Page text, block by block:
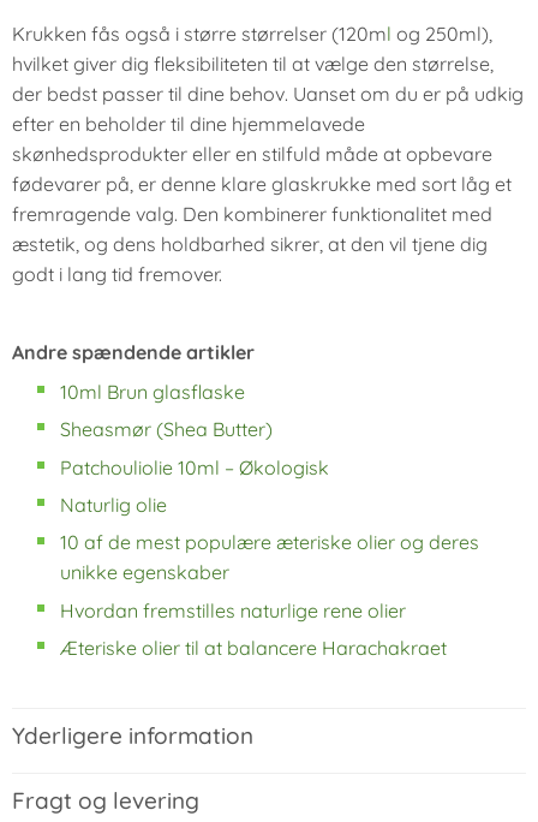
Krukken fås også i større størrelser (120ml og 250ml),
hvilket giver dig fleksibiliteten til at vælge den størrelse,
der bedst passer til dine behov. Uanset om du er på udkig
efter en beholder til dine hjemmelavede
skønhedsprodukter eller en stilfuld måde at opbevare
fødevarer på, er denne klare glaskrukke med sort låg et
fremragende valg. Den kombinerer funktionalitet med
æstetik, og dens holdbarhed sikrer, at den vil tjene dig
godt i lang tid fremover.
Andre spændende artikler
10ml Brun glasflaske
Sheasmør (Shea Butter)
Patchouliolie 10ml – Økologisk
Naturlig olie
10 af de mest populære æteriske olier og deres
unikke egenskaber
Hvordan fremstilles naturlige rene olier
Æteriske olier til at balancere Harachakraet
Yderligere information
Fragt og levering